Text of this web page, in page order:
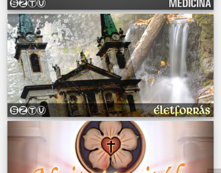
Műsoraink